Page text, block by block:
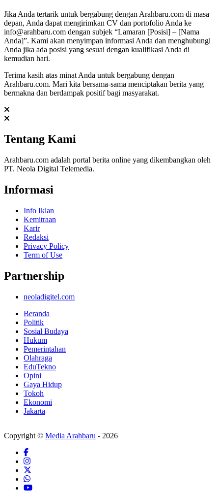
Jika Anda tertarik untuk bergabung dengan Arahbaru.com di masa
depan, Anda dapat mengirimkan CV dan portofolio Anda ke
info@arahbaru.com dengan subjek “Lamaran [Posisi] – [Nama
Anda]”. Kami akan menyimpan informasi Anda dan menghubungi
Anda jika ada posisi yang sesuai dengan kualifikasi Anda di
kemudian hari.
Terima kasih atas minat Anda untuk bergabung dengan
Arahbaru.com. Mari kita bersama-sama menciptakan berita yang
bermakna dan berdampak positif bagi masyarakat.
Tentang Kami
Arahbaru.com adalah portal berita online yang dikembangkan oleh
PT. Neola Digital Telemedia.
Informasi
Info Iklan
Kemitraan
Karir
Redaksi
Privacy Policy
Term of Use
Partnership
neoladigitel.com
Beranda
Politik
Sosial Budaya
Hukum
Pemerintahan
Olahraga
EduTekno
Opini
Gaya Hidup
Tokoh
Ekonomi
Jakarta
Copyright © Media Arahbaru - 2026